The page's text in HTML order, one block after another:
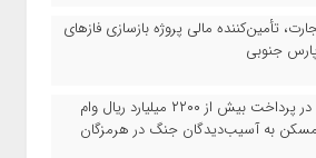
تأمین‌کننده مالی پروژه بازسازی فازهای
تسهیل در پرداخت بیش از ۲۲۰۰ میلیارد ریال وام
به آسیب‌دیدگان جنگ در هرمزگان